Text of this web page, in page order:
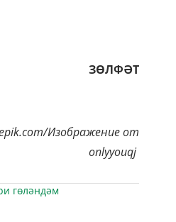
ЗӨЛФӘТ
Изображение от
onlyyouqj
гөләндәм